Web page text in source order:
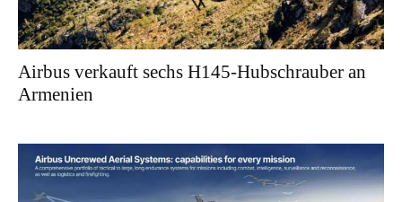
Airbus verkauft sechs H145-Hubschrauber an
Armenien